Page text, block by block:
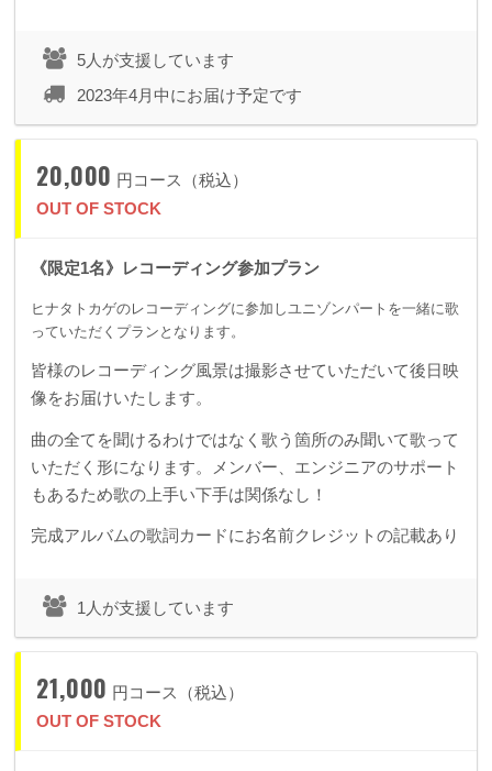
5人が支援しています
2023年4月中にお届け予定です
20,000 円コース（税込）
OUT OF STOCK
《限定1名》レコーディング参加プラン
ヒナタトカゲのレコーディングに参加しユニゾンパートを一緒に歌
っていただくプランとなります。
皆様のレコーディング風景は撮影させていただいて後日映
像をお届けいたします。
曲の全てを聞けるわけではなく歌う箇所のみ聞いて歌って
いただく形になります。メンバー、エンジニアのサポート
もあるため歌の上手い下手は関係なし！
完成アルバムの歌詞カードにお名前クレジットの記載あり
1人が支援しています
21,000 円コース（税込）
OUT OF STOCK